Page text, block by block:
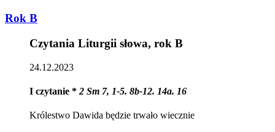
Rok B
Czytania Liturgii słowa, rok B
24.12.2023
I czytanie * 2 Sm 7, 1-5. 8b-12. 14a. 16
Królestwo Dawida będzie trwało wiecznie